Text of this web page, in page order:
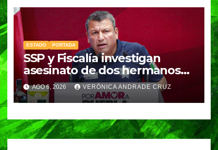
ESTADO PORTADA
SSP y Fiscalía investigan
asesinato de dos hermanos
en Huixcolotla; refuerzan
seguridad en la Central de
Abasto
AGO 6, 2026 VERÓNICA ANDRADE CRUZ